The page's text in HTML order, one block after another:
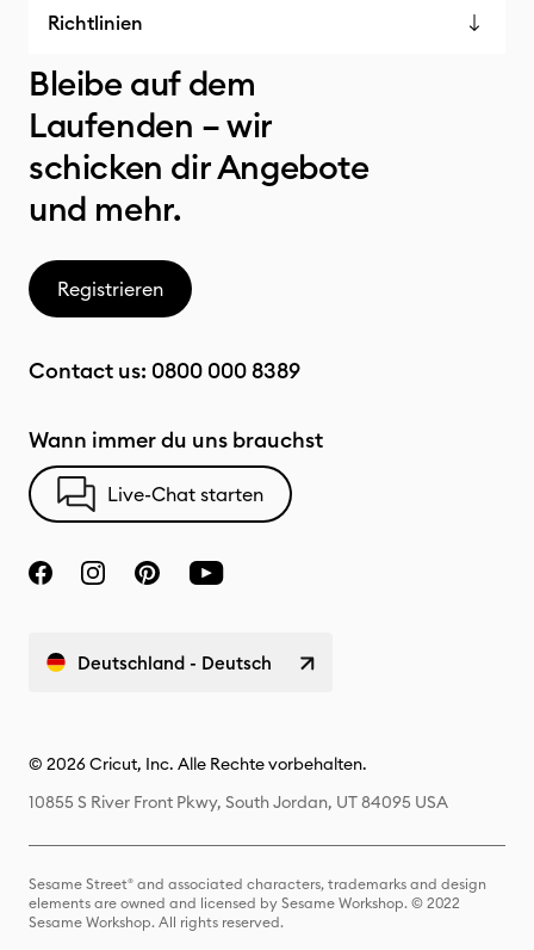
Richtlinien
Bleibe auf dem
Laufenden – wir
schicken dir Angebote
und mehr.
Registrieren
Contact us: 0800 000 8389
Wann immer du uns brauchst
Live-Chat starten
Deutschland - Deutsch
© 2026 Cricut, Inc. Alle Rechte vorbehalten.
10855 S River Front Pkwy, South Jordan, UT 84095 USA
Sesame Street® and associated characters, trademarks and design
elements are owned and licensed by Sesame Workshop. © 2022
Sesame Workshop. All rights reserved.